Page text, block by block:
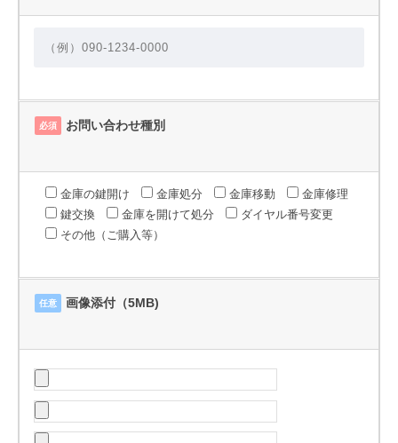
必須 お問い合わせ種別
金庫の鍵開け 金庫処分 金庫移動
金庫修理
鍵交換
金庫を開けて処分
ダイヤル番号変更
その他（ご購入等）
任意 画像添付（5MB)